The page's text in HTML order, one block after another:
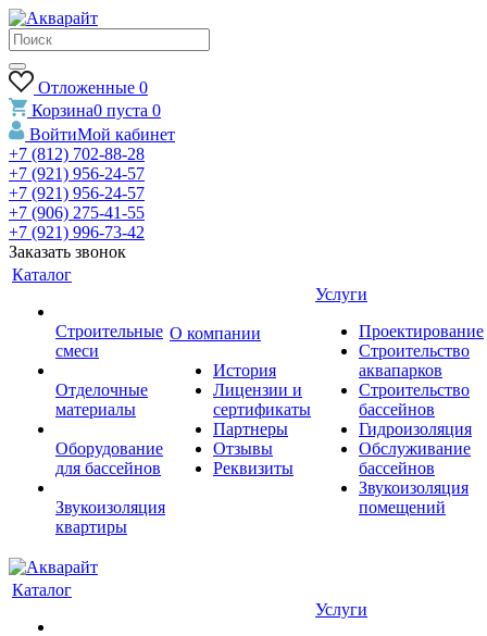
Отложенные 0
Корзина0 пуста 0
ВойтиМой кабинет
+7 (812) 702-88-28
+7 (921) 956-24-57
+7 (921) 956-24-57
+7 (906) 275-41-55
+7 (921) 996-73-42
Заказать звонок
Каталог
Строительные
смеси
Отделочные
материалы
Оборудование
для бассейнов
Звукоизоляция
квартиры
О компании
История
Лицензии и
сертификаты
Партнеры
Отзывы
Реквизиты
Услуги
Проектирование
Строительство
аквапарков
Строительство
бассейнов
Гидроизоляция
Обслуживание
бассейнов
Звукоизоляция
помещений
Каталог
Услуги